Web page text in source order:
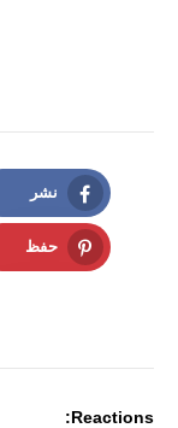
نشر
Facebook
حفظ
Reactions: